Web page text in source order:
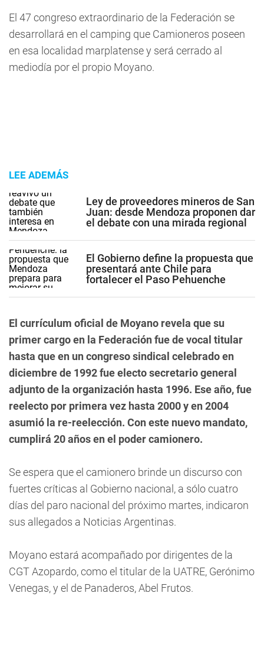
El 47 congreso extraordinario de la Federación se
desarrollará en el camping que Camioneros poseen
en esa localidad marplatense y será cerrado al
mediodía por el propio Moyano.
LEE ADEMÁS
Ley de proveedores mineros de San
Juan: desde Mendoza proponen dar
el debate con una mirada regional
El Gobierno define la propuesta que
presentará ante Chile para
fortalecer el Paso Pehuenche
El currículum oficial de Moyano revela que su
primer cargo en la Federación fue de vocal titular
hasta que en un congreso sindical celebrado en
diciembre de 1992 fue electo secretario general
adjunto de la organización hasta 1996. Ese año, fue
reelecto por primera vez hasta 2000 y en 2004
asumió la re-reelección. Con este nuevo mandato,
cumplirá 20 años en el poder camionero.
Se espera que el camionero brinde un discurso con
fuertes críticas al Gobierno nacional, a sólo cuatro
días del paro nacional del próximo martes, indicaron
sus allegados a Noticias Argentinas.
Moyano estará acompañado por dirigentes de la
CGT Azopardo, como el titular de la UATRE, Gerónimo
Venegas, y el de Panaderos, Abel Frutos.